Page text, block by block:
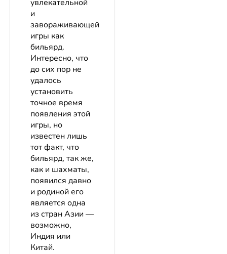
увлекательной
и
завораживающей
игры как
бильярд.
Интересно, что
до сих пор не
удалось
установить
точное время
появления этой
игры, но
известен лишь
тот факт, что
бильярд, так же,
как и шахматы,
появился давно
и родиной его
является одна
из стран Азии ―
возможно,
Индия или
Китай.